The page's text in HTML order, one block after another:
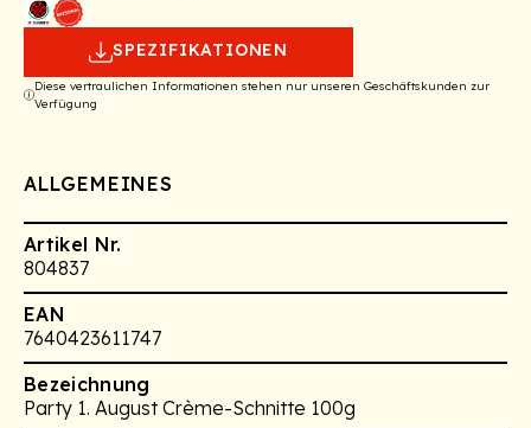
SPEZIFIKATIONEN
Diese vertraulichen Informationen stehen nur unseren Geschäftskunden zur
Verfügung
ALLGEMEINES
Artikel Nr.
804837
EAN
7640423611747
Bezeichnung
Party 1. August Crème-Schnitte 100g